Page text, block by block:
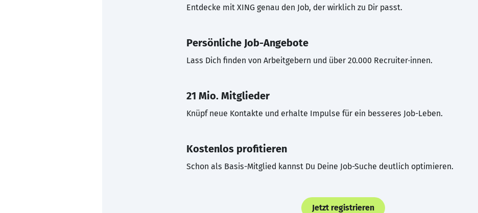
Entdecke mit XING genau den Job, der wirklich zu Dir passt.
Persönliche Job-Angebote
Lass Dich finden von Arbeitgebern und über 20.000 Recruiter·innen.
21 Mio. Mitglieder
Knüpf neue Kontakte und erhalte Impulse für ein besseres Job-Leben.
Kostenlos profitieren
Schon als Basis-Mitglied kannst Du Deine Job-Suche deutlich optimieren.
Jetzt registrieren